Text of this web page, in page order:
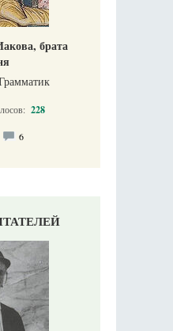
брата
228
6